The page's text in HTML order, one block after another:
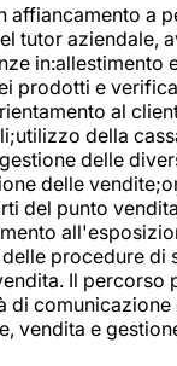
affiancamento a
tutor aziendale,
in:allestimento
prodotti e
al
della
delle
delle
del punto
procedure di
Il percorso
di comunicazione
vendita e